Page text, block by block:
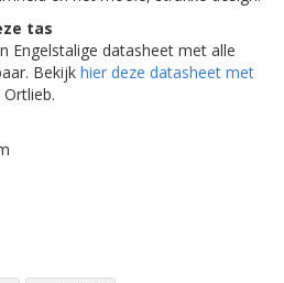
tas
Engelstalige datasheet met alle
Bekijk hier deze datasheet met
Ortlieb.